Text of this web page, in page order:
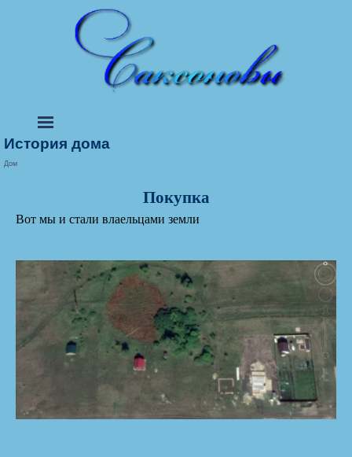
История дома
Дом
Покупка
Вот мы и стали влаельцами земли